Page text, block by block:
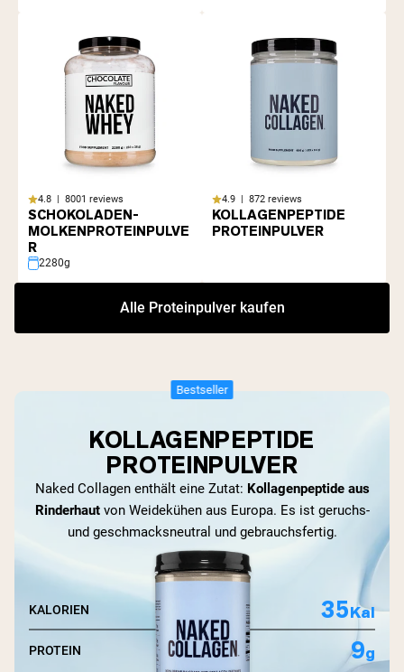
4.8 | 8001 reviews
SCHOKOLADEN-
MOLKENPROTEINPULVE
R
2280g
4.9 | 872 reviews
KOLLAGENPEPTIDE
PROTEINPULVER
Alle Proteinpulver kaufen
Bestseller
KOLLAGENPEPTIDE
PROTEINPULVER
Naked Collagen enthält eine Zutat: Kollagenpeptide aus
Rinderhautvon Weidekühen aus Europa. Es ist geruchs-
und geschmacksneutral und gebrauchsfertig.
KALORIEN 35Kal
PROTEIN 9g